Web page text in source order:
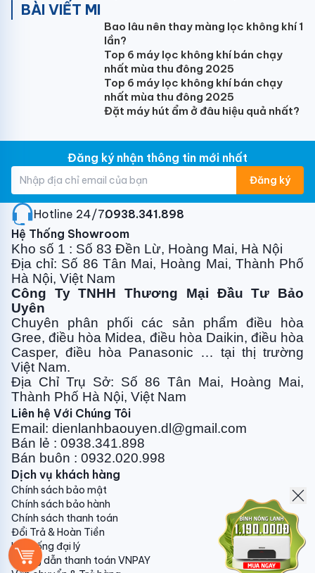
tường Công suất 24.000BTU
3.4 Giá dọc máy treo tường (Tùy theo địa hình mới sử
Bộ 300.0004
2x1.5mm Trần Phú Mét 20.000 4.2 Dây điện
2x2.5mm Trần Phú Mét 27.0005 Ống nước
5.1 Ống thoát nước mềm Mét 10.000 5.2
Ống thoát nước cứng PVC Ø21 Mét 20.000
40.0006 Chi phí khác6.1 Aptomat 1 pha
Cái 90.000 6.2 Nhân công đục tường đi ống
gas, ống nước âm tường Mét 70.000 6.3 Vật
tư phụ(băng dính, que hàn, đai, ốc vít, bu lông..)Bộ
50.0007 Chi phí phát sinh khác (nếu có)
7.1 Chi phí nhân công tháo máy
thường) Bộ 150.000 7.2 Chi phí làm sạch
đường ống(Đã qua sử dụng - thổi gas hoặc Nitơ) Bộ
200.000 7.3 Chi phí bảo dưỡng máy
gồm chi phí nạp gas nếu có)Bộ 200.000 7.4
Chi phí khoan rút lõi tường gạch 10-20cm
dụng trường hợp khoan bê tông)Bộ 150.000
7.5 Chi phí nạp gas(R410A, R32)7.000
Quý khách hàng lưu ý:
- Giá trên chưa bao gồm thuế VAT 10%;
- Ống đồng dày0,61mm
đồng dày0,71mmcho ống Ø16,Ø19;
- Các hãng điều hòa chỉ áp dụng bảo hành sản phẩm
khi sử dụng lắp đặt bảo ôn đôi (
1 đường bảo ôn);
-Nhân công lắp đặt đã bao gồm HÚT CHÂN
KHÔNG bằng máy chuyên dụng
(Đảm bảo hiệu suất
làm lạnh tối ưu, vận hành êm...)
BÀI VIẾT MI
Bao lâu nên thay màng lọc không khí 1
lần?
Top 6 máy lọc không khí bán chạy
nhất mùa thu đông 2025
Top 6 máy lọc không khí bán chạy
nhất mùa thu đông 2025
Đặt máy hút ẩm ở đâu hiệu quả nhất?
Đăng ký nhận thông tin mới nhất
Đăng ký
Hotline 24/7:0938.341.898
Hệ Thống Showroom
Kho số 1 : Số 83 Đền Lừ, Hoàng Mai, Hà Nội
Địa chỉ: Số 86 Tân Mai, Hoàng Mai, Thành Phố
Hà Nội, Việt Nam
Công Ty TNHH Thương Mại Đầu Tư Bảo
Uyên
Chuyên phân phối các sản phẩm điều hòa
Gree, điều hòa Midea, điều hòa Daikin, điều hòa
Casper, điều hòa Panasonic … tại thị trường
Việt Nam.
Địa Chỉ Trụ Sở: Số 86 Tân Mai, Hoàng Mai,
Thành Phố Hà Nội, Việt Nam
Liên hệ Với Chúng Tôi
Email: dienlanhbaouyen.dl@gmail.com
Bán lẻ : 0938.341.898
Bán buôn : 0932.020.998
Dịch vụ khách hàng
Chính sách bảo mật
Chính sách bảo hành
Chính sách thanh toán
Đổi Trả & Hoàn Tiền
Hệ thống đại lý
Hướng dẫn thanh toán VNPAY